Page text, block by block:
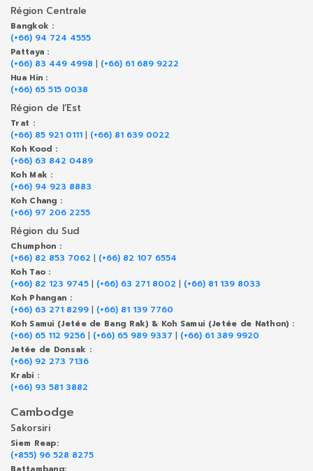
Région Centrale
Bangkok :
(+66) 94 724 4555
Pattaya :
(+66) 83 449 4998 | (+66) 61 689 9222
Hua Hin :
(+66) 65 515 0038
Région de l’Est
Trat :
(+66) 85 921 0111 | (+66) 81 639 0022
Koh Kood :
(+66) 63 842 0489
Koh Mak :
(+66) 94 923 8883
Koh Chang :
(+66) 97 206 2255
Région du Sud
Chumphon :
(+66) 82 853 7062 | (+66) 82 107 6554
Koh Tao :
(+66) 82 123 9745 | (+66) 63 271 8002 | (+66) 81 139 8033
Koh Phangan :
(+66) 63 271 8299 | (+66) 81 139 7760
Koh Samui (Jetée de Bang Rak) & Koh Samui (Jetée de Nathon) :
(+66) 65 112 9256 | (+66) 65 989 9337 | (+66) 61 389 9920
Jetée de Donsak :
(+66) 92 273 7136
Krabi :
(+66) 93 581 3882
Cambodge
Sakorsiri
Siem Reap:
(+855) 96 528 8275